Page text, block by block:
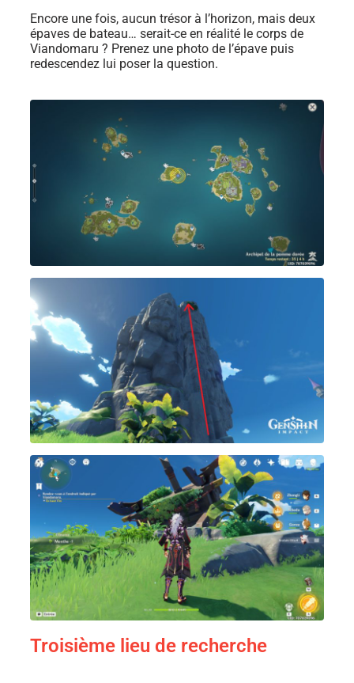
Encore une fois, aucun trésor à l’horizon, mais deux
épaves de bateau… serait-ce en réalité le corps de
Viandomaru ? Prenez une photo de l’épave puis
redescendez lui poser la question.
Troisième lieu de recherche